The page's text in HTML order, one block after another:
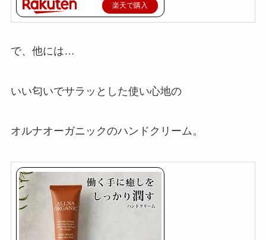
楽天で購入
で、他には…
いい匂いでサラッとした使い心地の
オルナオーガニックのハンドクリーム。